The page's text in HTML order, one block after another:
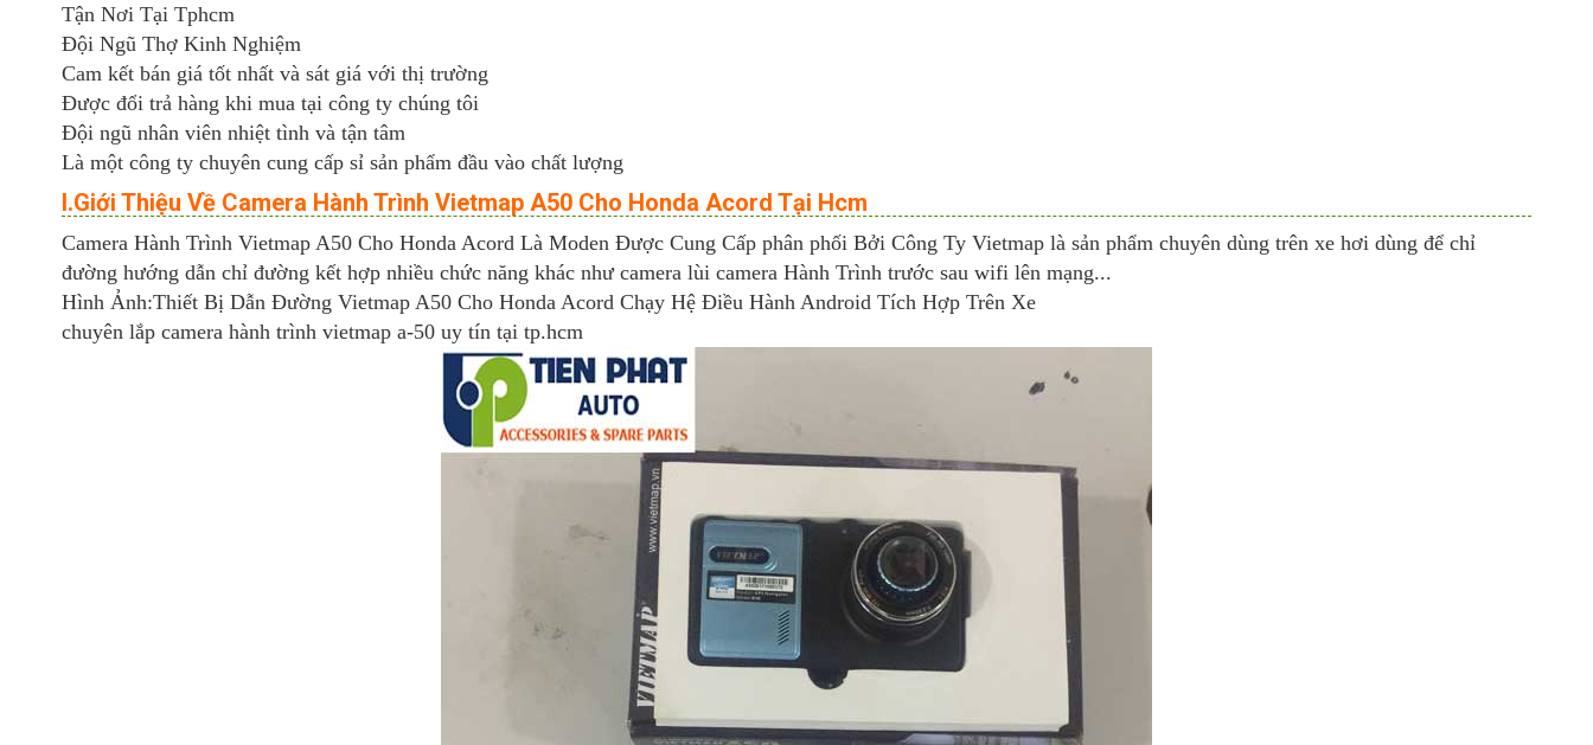
Tận Nơi Tại Tphcm
Đội Ngũ Thợ Kinh Nghiệm
Cam kết bán giá tốt nhất và sát giá với thị trường
Được đổi trả hàng khi mua tại công ty chúng tôi
Đội ngũ nhân viên nhiệt tình và tận tâm
Là một công ty chuyên cung cấp sỉ sản phẩm đầu vào chất lượng
I.Giới Thiệu Về Camera Hành Trình Vietmap A50 Cho Honda Acord Tại Hcm
Camera Hành Trình Vietmap A50 Cho Honda Acord Là Moden Được Cung Cấp phân phối Bởi Công Ty Vietmap là sản phẩm chuyên dùng trên xe hơi dùng để chỉ
đường hướng dẫn chỉ đường kết hợp nhiều chức năng khác như camera lùi camera Hành Trình trước sau wifi lên mạng...
Hình Ảnh:Thiết Bị Dẫn Đường Vietmap A50 Cho Honda Acord Chạy Hệ Điều Hành Android Tích Hợp Trên Xe
chuyên lắp camera hành trình vietmap a-50 uy tín tại tp.hcm